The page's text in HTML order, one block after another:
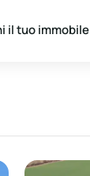
il tuo immobile